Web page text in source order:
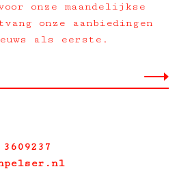
onze maandelijkse
onze aanbiedingen
als eerste.